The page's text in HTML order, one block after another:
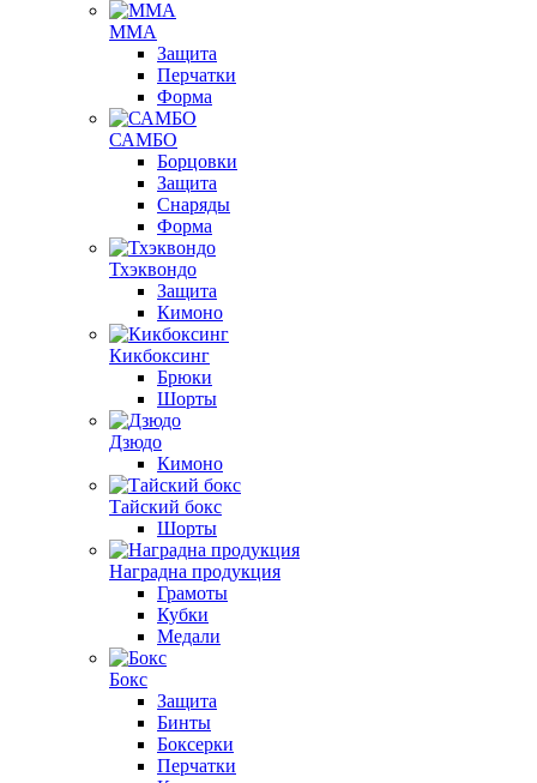
ММА
Защита
Перчатки
Форма
САМБО
Борцовки
Защита
Снаряды
Форма
Тхэквондо
Защита
Кимоно
Кикбоксинг
Брюки
Шорты
Дзюдо
Кимоно
Тайский бокс
Шорты
Наградна продукция
Грамоты
Кубки
Медали
Бокс
Защита
Бинты
Боксерки
Перчатки